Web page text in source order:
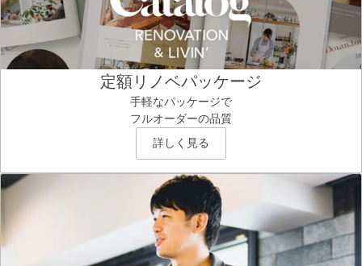
定額リノベパッケージ
手軽なパッケージで
フルオーダーの品質
詳しく見る